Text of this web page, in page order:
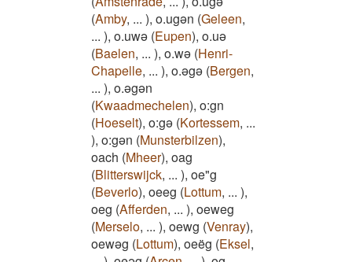
(Amby, ... ), o.ugən (Geleen,
... ), o.uwə (Eupen), o.uə
(Baelen, ... ), o.wə (Henri-
Chapelle, ... ), o.əgə (Bergen,
... ), o.əgən
(Kwaadmechelen), o:gn
(Hoeselt), o:gə (Kortessem, ...
), o:gən (Munsterbilzen),
oach (Mheer), oag
(Blitterswijck, ... ), oe"g
(Beverlo), oeeg (Lottum, ... ),
oeg (Afferden, ... ), oeweg
(Merselo, ... ), oewg (Venray),
oewəg (Lottum), oeëg (Eksel,